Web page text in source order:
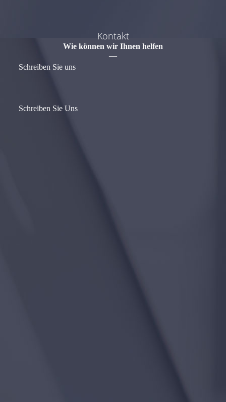
Kontakt
Wie können wir Ihnen helfen
—
Schreiben Sie uns
Schreiben Sie Uns